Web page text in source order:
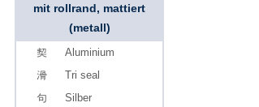
mit rollrand, mattiert
(metall)
Aluminium
Tri seal
Silber